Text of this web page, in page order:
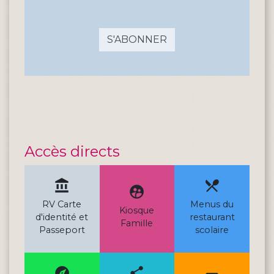
S'ABONNER
Accès directs
account_balance
RV Carte
d'identité et
Passeport
supervised_user_circle
Kiosque
Famille
local_dining
Menus du
restaurant
scolaire